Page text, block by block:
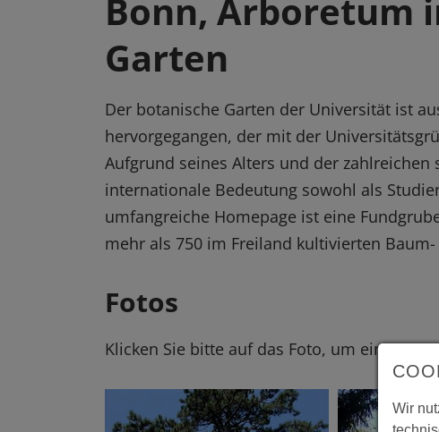
Bonn, Arboretum
Garten
Der botanische Garten der Universität ist
hervorgegangen, der mit der
Aufgrund seines Alters und der zahlreichen
internationale Bedeutung sowohl als
umfangreiche Homepage ist eine
mehr als 750 im Freiland kultivierten
Fotos
Klicken Sie bitte auf das Foto, um eine
Wir